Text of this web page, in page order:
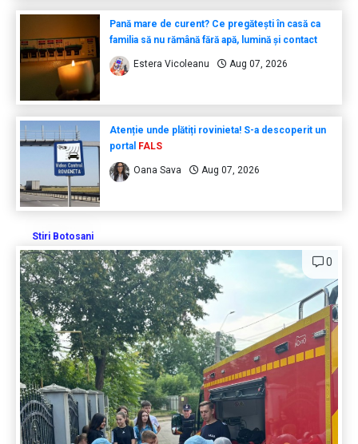
Pană mare de curent? Ce pregătești în casă ca
familia să nu rămână fără apă, lumină și contact
Estera Vicoleanu Aug 07, 2026
Atenție unde plătiți rovinieta! S-a descoperit un
portal FALS
Oana Sava Aug 07, 2026
Stiri Botosani
0